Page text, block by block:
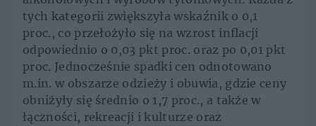
tych kategorii zwiększyła wskaźnik o 0,1
proc., co przełożyło się na wzrost inflacji
odpowiednio o 0,03 pkt proc. oraz po 0,01 pkt
proc. Jednocześnie spadki cen odnotowano
m.in. w obszarze odzieży i obuwia, gdzie ceny
obniżyły się średnio o 1,7 proc., a także w
łączności, rekreacji i kulturze oraz